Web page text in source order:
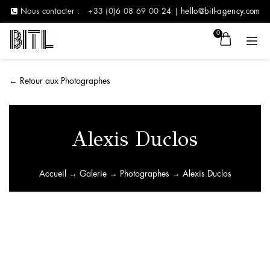
Nous contacter : +33 (0)6 08 69 00 24 | hello@bitl-agency.com
0
← Retour aux Photographes
Alexis Duclos
Accueil → Galerie→ Photographes → Alexis Duclos